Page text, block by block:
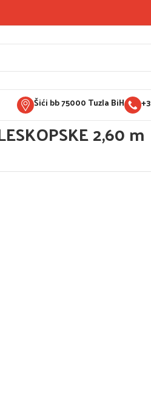
Šići bb 75000 Tuzla BiH
2,60 m